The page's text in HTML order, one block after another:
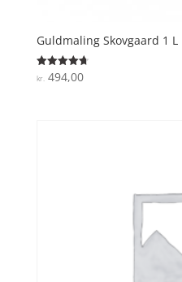
Guldmaling Skovgaard 1 L
Vurderet
4.7
kr.494,00